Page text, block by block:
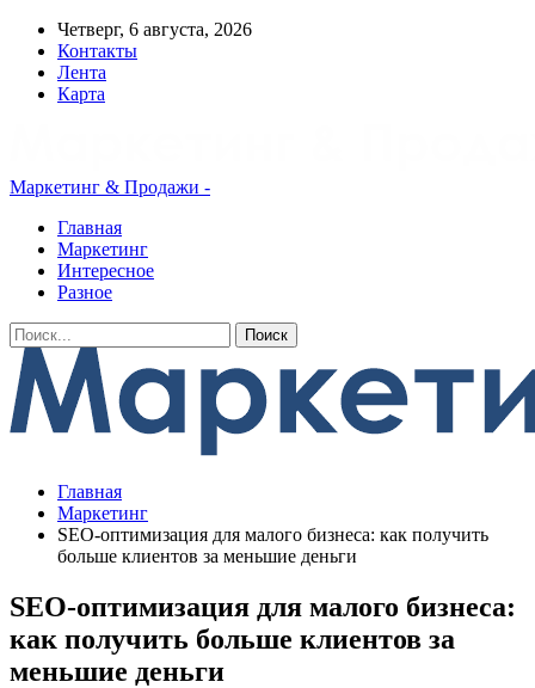
Четверг, 6 августа, 2026
Контакты
Лента
Карта
Маркетинг & Продажи -
Главная
Маркетинг
Интересное
Разное
Главная
Маркетинг
SEO-оптимизация для малого бизнеса: как получить
больше клиентов за меньшие деньги
SEO-оптимизация для малого бизнеса:
как получить больше клиентов за
меньшие деньги